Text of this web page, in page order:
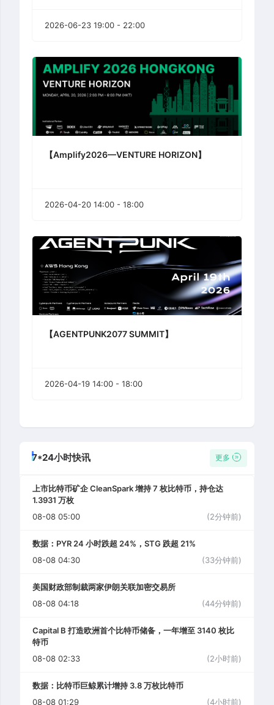
2026-06-23 19:00 - 22:00
【Amplify2026—VENTURE HORIZON】
2026-04-20 14:00 - 18:00
【AGENTPUNK2077 SUMMIT】
2026-04-19 14:00 - 18:00
7*24小时快讯 更多
上市比特币矿企 CleanSpark 增持 7 枚比特币，持仓达
1.3931 万枚
08-08 05:00
(2分钟前)
数据：PYR 24 小时跌超 24%，STG 跌超 21%
08-08 04:30
(33分钟前)
美国财政部制裁两家伊朗关联加密交易所
08-08 04:18
(44分钟前)
Capital B 打造欧洲首个比特币储备，一年增至 3140 枚比
特币
08-08 02:33
(2小时前)
数据：比特币巨鲸累计增持 3.8 万枚比特币
08-08 01:29
(4小时前)